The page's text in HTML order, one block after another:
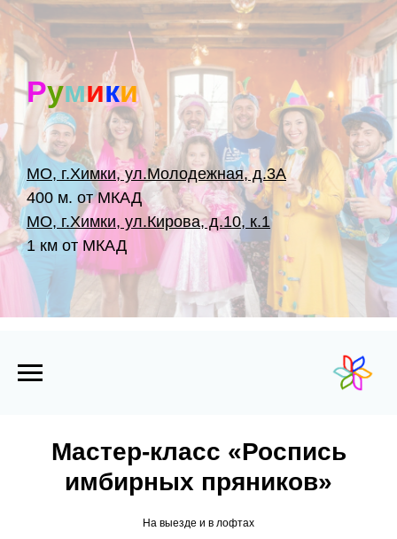
Румики
МО, г.Химки, ул.Молодежная, д.3А
400 м. от МКАД
МО, г.Химки, ул.Кирова, д.10, к.1
1 км от МКАД
Мастер‑класс «Роспись
имбирных пряников»
На выезде и в лофтах